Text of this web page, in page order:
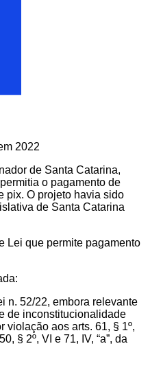
2022
de Santa Catarina,
o pagamento de
pix. O projeto havia sido
de Santa Catarina
Lei que permite pagamento
n. 52/22, embora relevante
de inconstitucionalidade
violação aos arts. 61, § 1º,
§ 2º, VI e 71, IV, “a”, da